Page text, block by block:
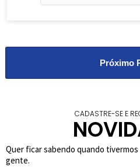
CADASTRE-SE E
Quer ficar sabendo quando tivermos
gente.